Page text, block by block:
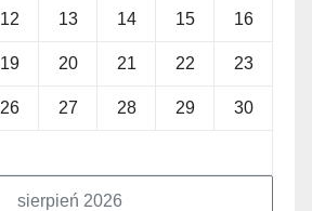
sierpień 2026
12 13 14 15 16
19 20 21 22 23
26 27 28 29 30